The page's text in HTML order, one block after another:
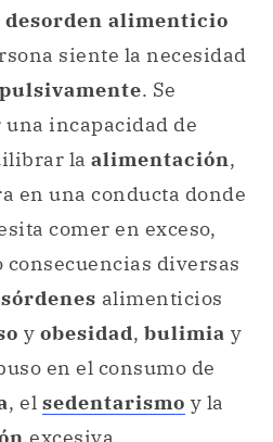
desorden alimenticio
siente la necesidad
. Se
incapacidad de
la alimentación,
en una conducta donde
comer en exceso,
consecuencias diversas
alimenticios
y obesidad, bulimia y
en el consumo de
, el sedentarismo y la